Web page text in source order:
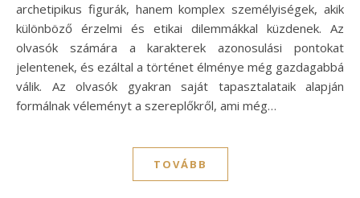
archetipikus figurák, hanem komplex személyiségek, akik
különböző érzelmi és etikai dilemmákkal küzdenek. Az
olvasók számára a karakterek azonosulási pontokat
jelentenek, és ezáltal a történet élménye még gazdagabbá
válik. Az olvasók gyakran saját tapasztalataik alapján
formálnak véleményt a szereplőkről, ami még…
TOVÁBB